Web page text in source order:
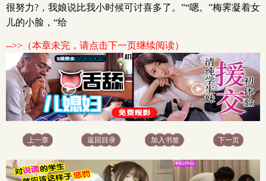
很努力?，我娘说比我小时候可讨喜多了。”“嗯。”梅霁凝着女
儿的小脸，“给
-->>（本章未完，请点击下一页继续阅读）
上一章 返回目录 加入书签 下一页